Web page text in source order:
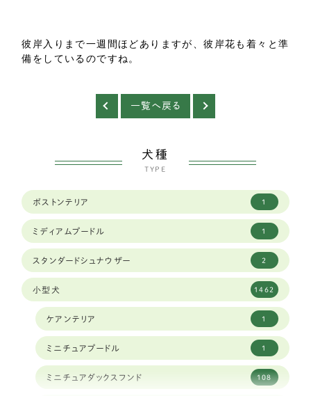
彼岸入りまで一週間ほどありますが、彼岸花も着々と準
備をしているのですね。
一覧へ戻る
犬種
TYPE
ボストンテリア 1
ミディアムプードル 1
スタンダードシュナウザー 2
小型犬 1462
ケアンテリア 1
ミニチュアプードル 1
ミニチュアダックスフンド 108